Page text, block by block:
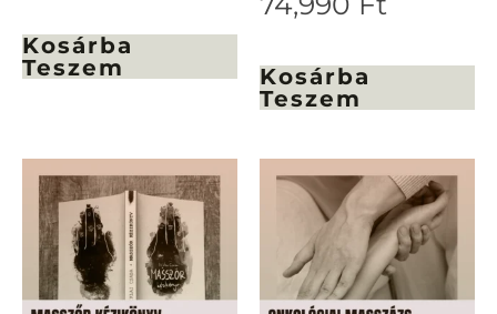
Kosárba
Teszem
Kosárba
Teszem